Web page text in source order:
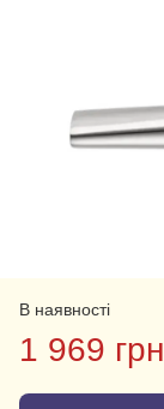
В наявності
1 969 грн